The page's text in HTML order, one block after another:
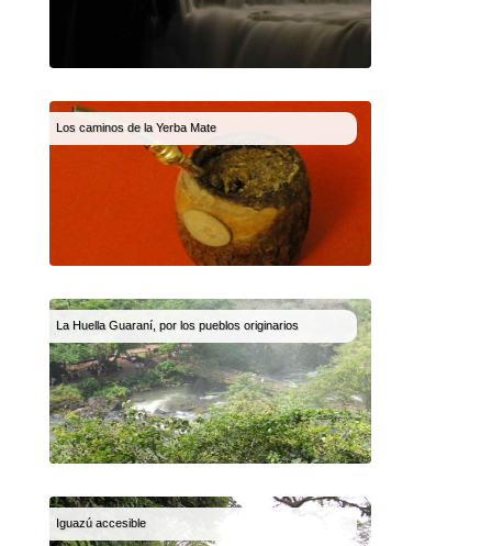
Los caminos de la Yerba Mate
La Huella Guaraní, por los pueblos originarios
Iguazú accesible